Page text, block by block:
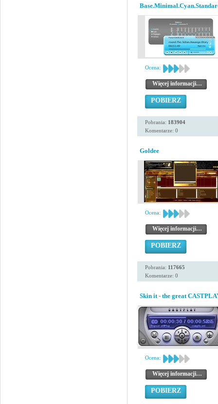
Ocena:
Więcej informacji…
POBIERZ
Pobrania: 183904
Komentarze: 0
Goldee
Ocena:
Więcej informacji…
POBIERZ
Pobrania: 117665
Komentarze: 0
Skin it - the great
Ocena:
Więcej informacji…
POBIERZ